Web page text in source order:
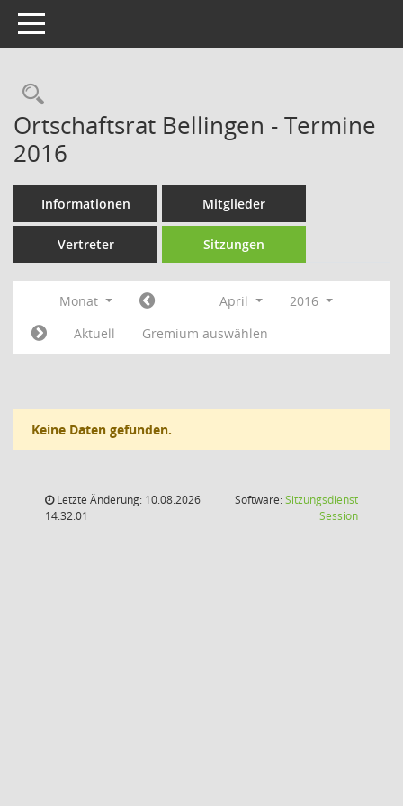
Toggle navigation
Rechercheauswahl
Ortschaftsrat Bellingen - Termine
2016
Informationen Mitglieder
Vertreter Sitzungen
Monat April
2016
Aktuell
Gremium auswählen
Keine Daten gefunden.
Letzte Änderung: 10.08.2026
14:32:01
Software:Sitzungsdienst
Session(Wird in